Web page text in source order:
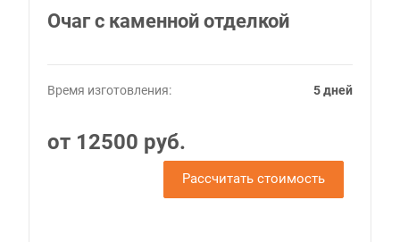
Очаг с каменной отделкой
Время изготовления: 5 дней
от 12500 руб.
Рассчитать стоимость